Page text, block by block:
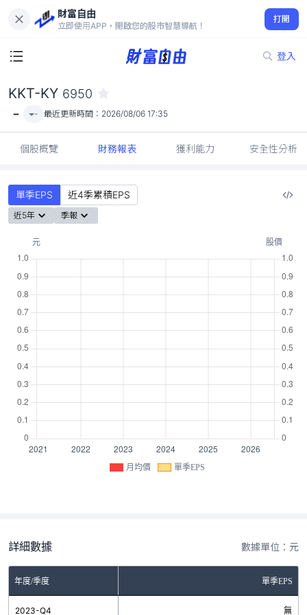
財富自由
立即使用APP，開啟您的股市智慧導航！
打開
登入
-
KKT-KY 6950
- - 最近更新時間： 2026/08/06 17:35
個股概覽 財務報表 獲利能力 安全性分析
單季EPS 近4季累積EPS
近5年 季報
月均價 單季EPS
詳細數據 數據單位：元
年度/季度 單季EPS
2023-Q4 無